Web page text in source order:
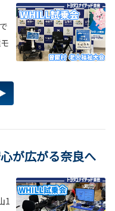
が広がる奈良へ
1